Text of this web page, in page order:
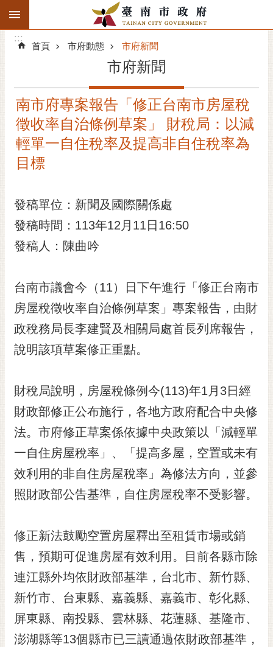
跳到主要內容區塊
搜
階
精彩府城
市府動態
市府團隊
主題服務
市政資訊
市民互動
黃
偉
哲
螢
光
泉
桐
花
祭
站
導
訂
閱
RSS
訂
閱
子
報
:::
:::
首頁 市府動態 市府新聞
市府新聞
南市府專案報告「修正台南市房屋稅
徵收率自治條例草案」 財稅局：以減
輕單一自住稅率及提高非自住稅率為
目標
發稿單位：新聞及國際關係處
發稿時間：113年12月11日16:50
發稿人：陳曲吟
台南市議會今（11）日下午進行「修正台南市
房屋稅徵收率自治條例草案」專案報告，由財
政稅務局長李建賢及相關局處首長列席報告，
說明該項草案修正重點。
財稅局說明，房屋稅條例今(113)年1月3日經
財政部修正公布施行，各地方政府配合中央修
法。市府修正草案係依據中央政策以「減輕單
一自住房屋稅率」、「提高多屋，空置或未有
效利用的非自住房屋稅率」為修法方向，並參
照財政部公告基準，自住房屋稅率不受影響。
修正新法鼓勵空置房屋釋出至租賃市場或銷
售，預期可促進房屋有效利用。目前各縣市除
連江縣外均依財政部基準，台北市、新竹縣、
新竹市、台東縣、嘉義縣、嘉義市、彰化縣、
屏東縣、南投縣、雲林縣、花蓮縣、基隆市、
澎湖縣等13個縣市已三讀通過依財政部基準，